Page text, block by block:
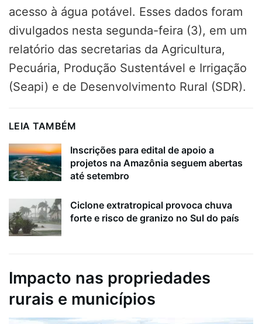
acesso à água potável. Esses dados foram
divulgados nesta segunda-feira (3), em um
relatório das secretarias da Agricultura,
Pecuária, Produção Sustentável e Irrigação
(Seapi) e de Desenvolvimento Rural (SDR).
LEIA TAMBÉM
Inscrições para edital de apoio a
projetos na Amazônia seguem abertas
até setembro
Ciclone extratropical provoca chuva
forte e risco de granizo no Sul do país
Impacto nas propriedades
rurais e municípios